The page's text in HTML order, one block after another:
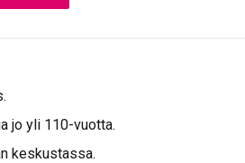
jo yli 110-vuotta.
keskustassa.